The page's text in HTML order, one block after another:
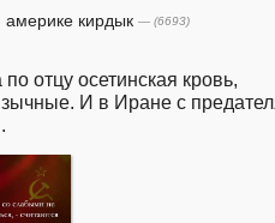
кирдык — (6693)
отцу осетинская кровь,
И в Иране с